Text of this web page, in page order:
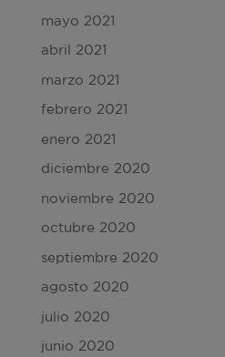
mayo 2021
abril 2021
marzo 2021
febrero 2021
enero 2021
diciembre 2020
noviembre 2020
octubre 2020
septiembre 2020
agosto 2020
julio 2020
junio 2020